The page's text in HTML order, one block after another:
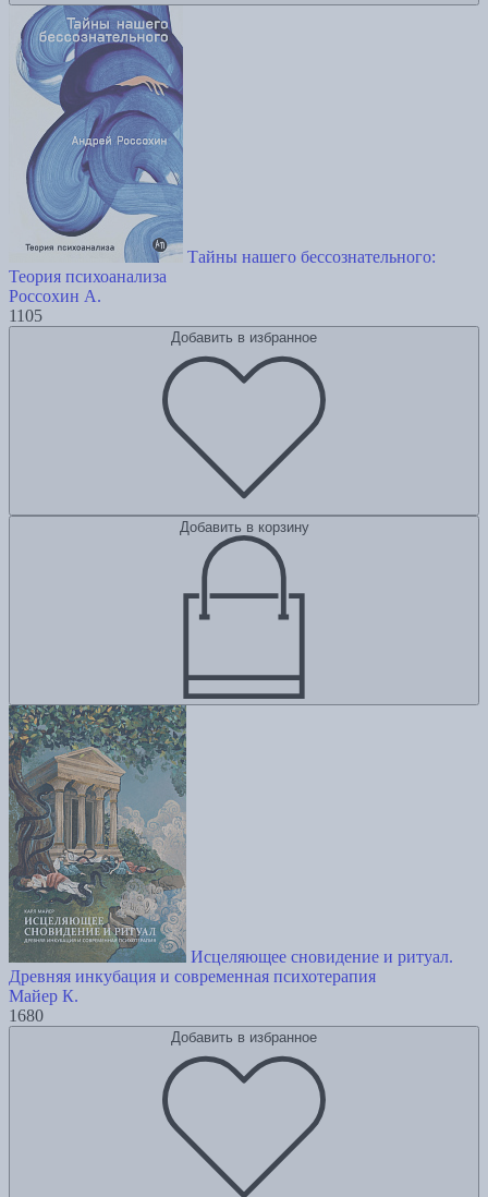
Тайны нашего бессознательного:
Теория психоанализа
Россохин А.
1105
Добавить в избранное
Добавить в корзину
Исцеляющее сновидение и ритуал.
Древняя инкубация и современная психотерапия
Майер К.
1680
Добавить в избранное